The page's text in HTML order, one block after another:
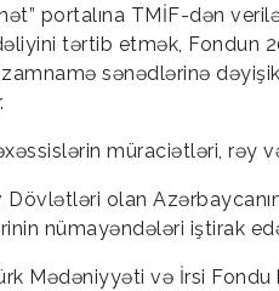
portalına TMİF-dən
tərtib etmək, Fondun
sənədlərinə
müraciətləri, rəy
olan
nümayəndələri iştirak
Mədəniyyəti və İrsi